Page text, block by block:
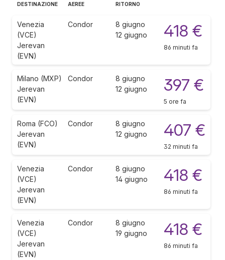
DESTINAZIONE
AEREE
RITORNO
Venezia
(VCE)
Jerevan
(EVN)
Condor
8 giugno
12 giugno
418 €
86 minuti fa
Milano (MXP)
Jerevan
(EVN)
Condor
8 giugno
12 giugno
397 €
5 ore fa
Roma (FCO)
Jerevan
(EVN)
Condor
8 giugno
12 giugno
407 €
32 minuti fa
Venezia
(VCE)
Jerevan
(EVN)
Condor
8 giugno
14 giugno
418 €
86 minuti fa
Venezia
(VCE)
Jerevan
(EVN)
Condor
8 giugno
19 giugno
418 €
86 minuti fa